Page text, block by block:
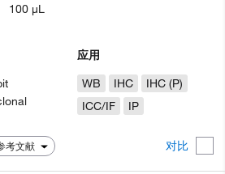
考文献 对比
应用
WB
IHC
IHC (P)
ICC/IF
IP
100 µL